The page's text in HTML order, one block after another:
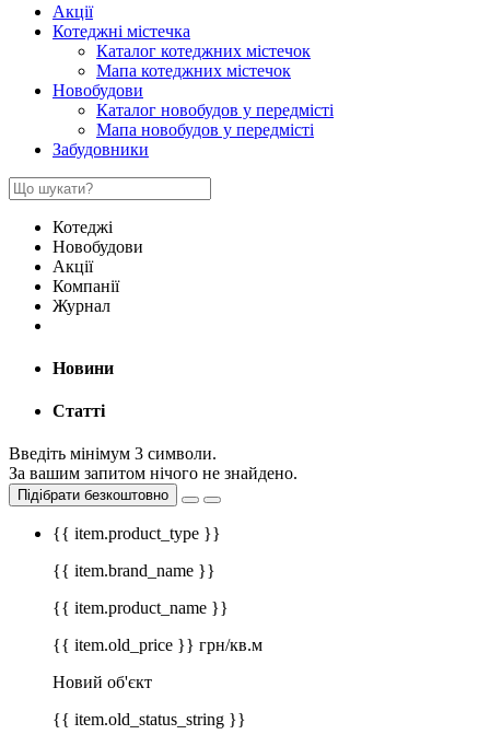
Акції
Котеджні містечка
Каталог котеджних містечок
Мапа котеджних містечок
Новобудови
Каталог новобудов у передмісті
Мапа новобудов у передмісті
Забудовники
Котеджі
Новобудови
Акції
Компанії
Журнал
Новини
Статті
Введіть мінімум 3 символи.
За вашим запитом нічого не знайдено.
Підібрати безкоштовно
{{ item.product_type }}
{{ item.brand_name }}
{{ item.product_name }}
{{ item.old_price }} грн/кв.м
Новий об'єкт
{{ item.old_status_string }}